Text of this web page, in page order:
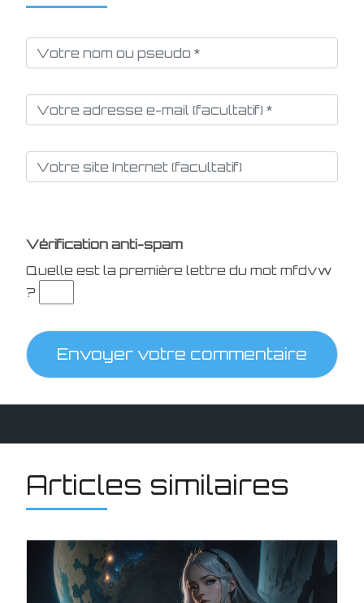
Vérification anti-spam
Quelle est la première lettre du mot mfdvw
?
Envoyer votre commentaire
Articles similaires